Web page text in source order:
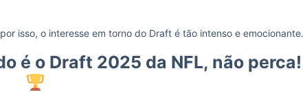
isso, o interesse em torno do Draft é tão intenso e emocionante.
é o Draft 2025 da NFL, não perca!